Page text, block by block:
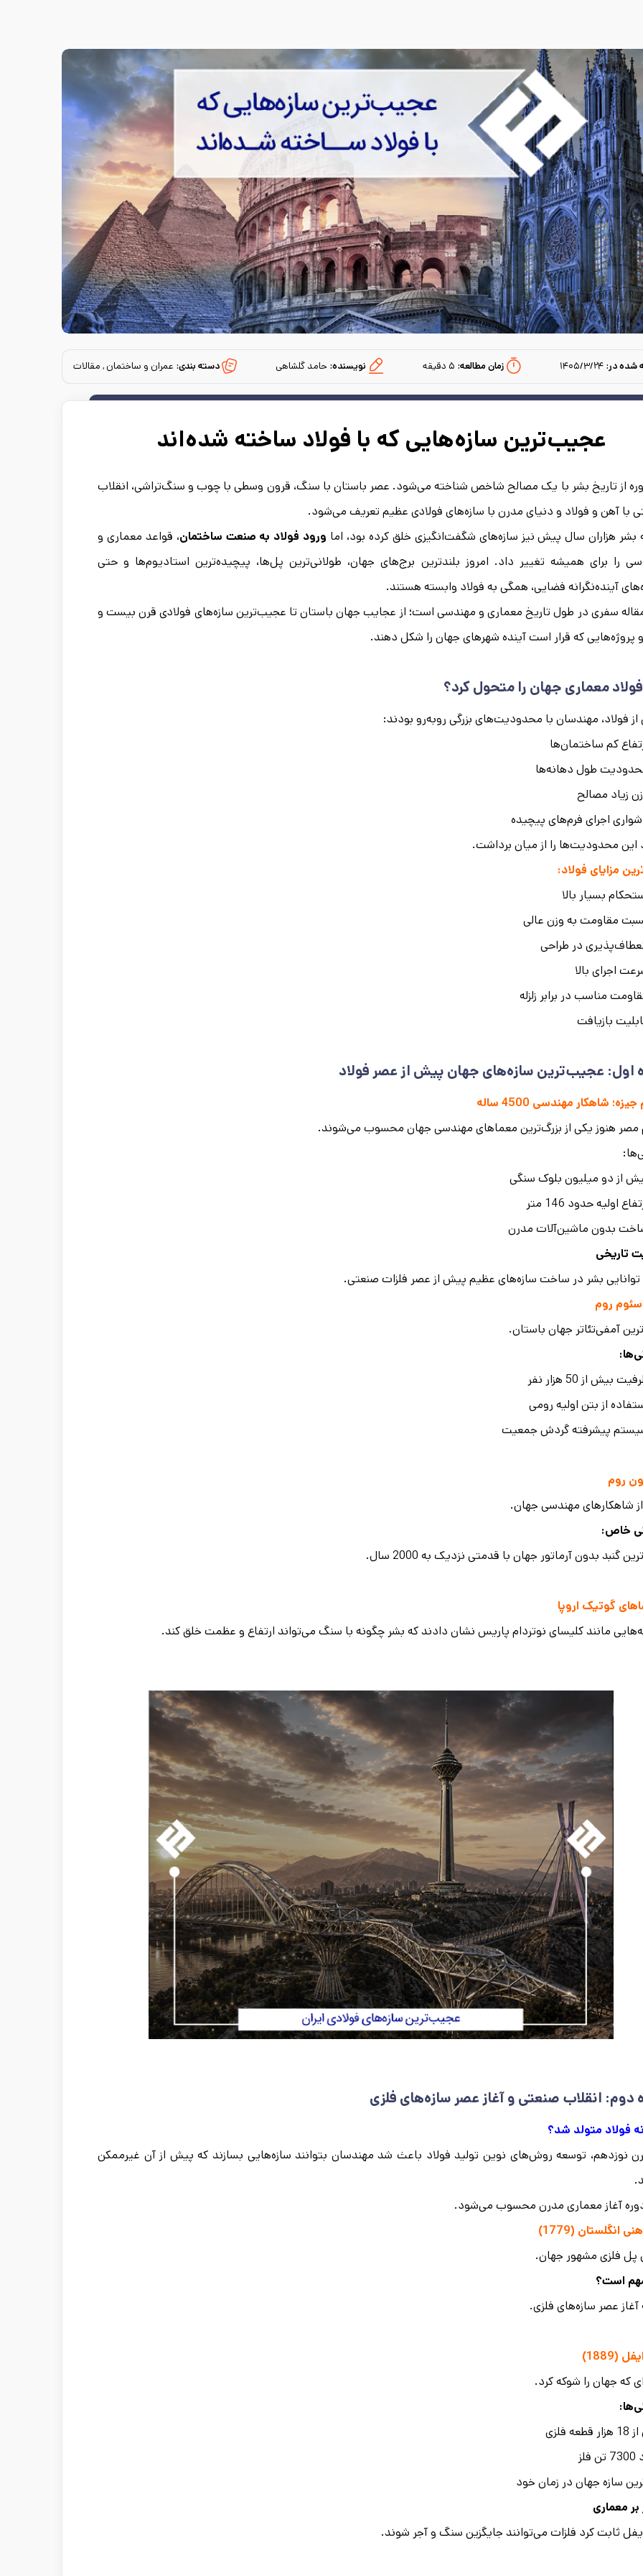
شده در: ۱۴۰۵/۳/۲۴ زمان مطالعه:‌ ۵ دقیقه نویسنده: حامد گلشاهی دسته بندی: عمران و ساختمان , مقالات
عجیب‌ترین سازه‌هایی که با فولاد ساخته شده‌اند
از تاریخ بشر با یک مصالح شاخص شناخته می‌شود. عصر باستان با سنگ، قرون وسطی با چوب و سنگ‌تراشی، انقلاب
با آهن و فولاد و دنیای مدرن با سازه‌های فولادی عظیم تعریف می‌شود.
بشر هزاران سال پیش نیز سازه‌های شگفت‌انگیزی خلق کرده بود، اما ورود فولاد به صنعت ساختمان، قواعد معماری و
را برای همیشه تغییر داد. امروز بلندترین برج‌های جهان، طولانی‌ترین پل‌ها، پیچیده‌ترین استادیوم‌ها و حتی
آینده‌نگرانه فضایی، همگی به فولاد وابسته هستند.
سفری در طول تاریخ معماری و مهندسی است؛ از عجایب جهان باستان تا عجیب‌ترین سازه‌های فولادی قرن بیست و
پروژه‌هایی که قرار است آینده شهرهای جهان را شکل دهند.
معماری جهان را متحول کرد؟
فولاد، مهندسان با محدودیت‌های بزرگی روبه‌رو بودند:
کم ساختمان‌ها
طول دهانه‌ها
زیاد مصالح
اجرای فرم‌های پیچیده
این محدودیت‌ها را از میان برداشت.
مزایای فولاد:
بسیار بالا
مقاومت به وزن عالی
در طراحی
اجرای بالا
مناسب در برابر زلزله
بازیافت
اول: عجیب‌ترین سازه‌های جهان پیش از عصر فولاد
شاهکار مهندسی 4500 ساله
مصر هنوز یکی از بزرگ‌ترین معماهای مهندسی جهان محسوب می‌شوند.
از دو میلیون بلوک سنگی
اولیه حدود 146 متر
بدون ماشین‌آلات مدرن
تاریخی
توانایی بشر در ساخت سازه‌های عظیم پیش از عصر فلزات صنعتی.
روم
آمفی‌تئاتر جهان باستان.
:
بیش از 50 هزار نفر
از بتن اولیه رومی
پیشرفته گردش جمعیت
روم
شاهکارهای مهندسی جهان.
خاص:
گنبد بدون آرماتور جهان با قدمتی نزدیک به 2000 سال.
گوتیک اروپا
مانند کلیسای نوتردام پاریس نشان دادند که بشر چگونه با سنگ می‌تواند ارتفاع و عظمت خلق کند.
دوم: انقلاب صنعتی و آغاز عصر سازه‌های فلزی
فولاد متولد شد؟
نوزدهم، توسعه روش‌های نوین تولید فولاد باعث شد مهندسان بتوانند سازه‌هایی بسازند که پیش از آن غیرممکن
آغاز معماری مدرن محسوب می‌شود.
انگلستان (1779)
پل فلزی مشهور جهان.
است؟
عصر سازه‌های فلزی.
(1889)
که جهان را شوکه کرد.
:
فلزی
سازه جهان در زمان خود
بر معماری
ثابت کرد فلزات می‌توانند جایگزین سنگ و آجر شوند.